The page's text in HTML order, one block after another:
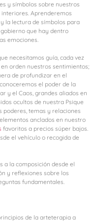
y símbolos sobre nuestros
Aprenderemos
la lectura de símbolos para
que hay dentro
emociones.
necesitamos guía, cada vez
orden nuestros sentimientos;
de profundizar en el
el poder de la
y el Caos, grandes aliados en
ocultos de nuestra Psique
poderes, temas y relaciones
anclados en nuestro
favoritos a precios súper bajos.
el vehículo o recogida de
a la composición desde el
y reflexiones sobre los
fundamentales.
de la arteterapia a